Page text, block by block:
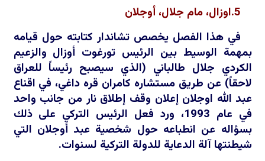
5.اوزال، مام جلال، أوجلان
في هذا الفصل يخصص تشاندار كتابته حول قيامه
بمهمة الوسيط بين الرئيس تورغوت أوزال والزعيم
الكردي جلال طالباني (الذي سيصبح رئيساً للعراق
لاحقاً) عن طريق مستشاره كامران قره داغي، في اقناع
عبد الله اوجلان إعلان وقف إطلاق نار من جانب واحد
في عام 1993، ورد فعل الرئيس التركي على ذلك
بسؤاله عن انطباعه حول شخصية عبد أوجلان التي
شيطنتها آلة الدعاية للدولة التركية لسنوات.